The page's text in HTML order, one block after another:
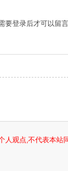
要登录后才可以留言
观点,不代表本站